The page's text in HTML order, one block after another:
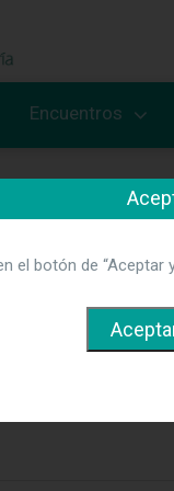
Encuentros
las
consenso el
el botón de